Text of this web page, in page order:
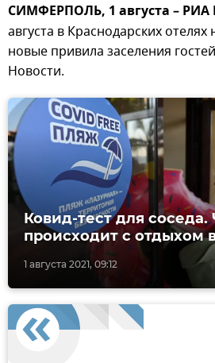
СИМФЕРПОЛЬ, 1 августа –
августа в Краснодарских
новые привила заселения
Новости.
1 августа 2021, 09:12
Ковид-тест для соседа.
происходит с отдыхом